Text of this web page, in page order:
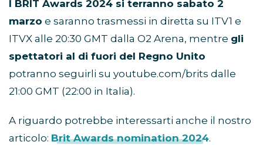
I BRIT Awards 2024 si terranno sabato 2
marzo e saranno trasmessi in diretta su ITV1 e
ITVX alle 20:30 GMT dalla O2 Arena, mentre gli
spettatori al di fuori del Regno Unito
potranno seguirli su youtube.com/brits dalle
21:00 GMT (22:00 in Italia).
A riguardo potrebbe interessarti anche il nostro
articolo: Brit Awards nomination 2024.